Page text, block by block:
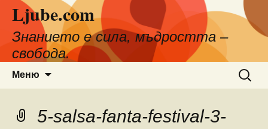
съдържанието
Ljube.com
Знанието е сила, мъдростта –
свобода.
Меню
за:
5-salsa-fanta-festival-3-